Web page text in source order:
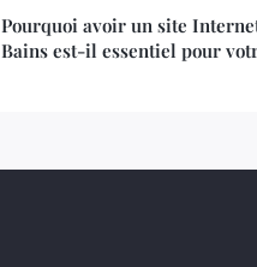
Pourquoi avoir un site
Bains est-il essentiel pour